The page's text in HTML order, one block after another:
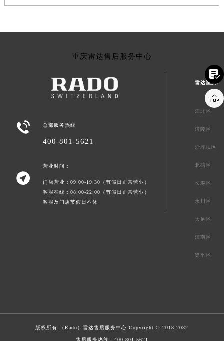
重庆雷达售后服务中心
 总部服务热线
400-801-5621

营业时间：
门店营业：09:00-19:30（节假日正常营业）
客服在线：08:00-22:00（节假日正常营业）
客服及门店节假日不休
雷达重庆市
江北区
涪陵区
沙坪坝区
北碚区
长寿区
永川区
大足区
潼南区
梁平区
版权所有:（Rado） 雷达售后服务中心 Copyright © 2018-2032
售后服务热线： 400-801-5621

